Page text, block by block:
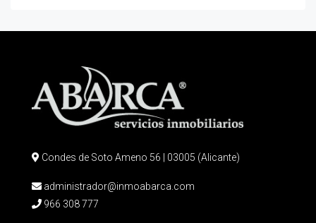
Condes de Soto Ameno 56 | 03005 (Alicante)
administrador@inmoabarca.com
966 308 777